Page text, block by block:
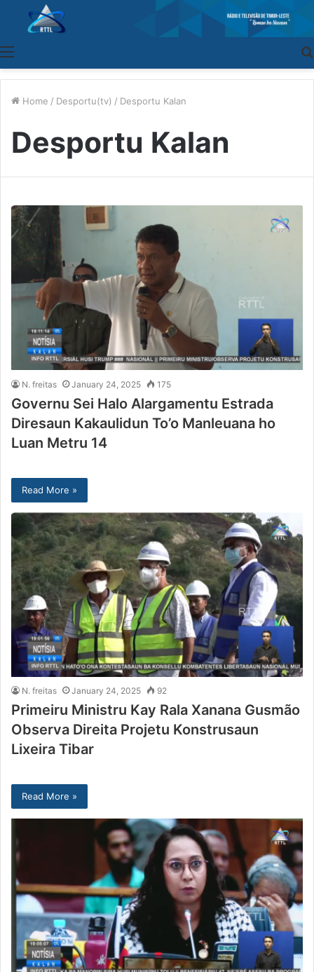
Home / Desportu(tv) / Desportu Kalan
Desportu Kalan
N. freitas January 24, 2025 175
Governu Sei Halo Alargamentu Estrada
Diresaun Kakaulidun To’o Manleuana ho
Luan Metru 14
Read More »
N. freitas January 24, 2025 92
Primeiru Ministru Kay Rala Xanana Gusmão
Observa Direita Projetu Konstrusaun
Lixeira Tibar
Read More »